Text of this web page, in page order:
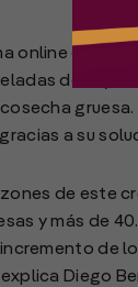
online que
de soja,
a su
de este
y más de
de
explica Diego